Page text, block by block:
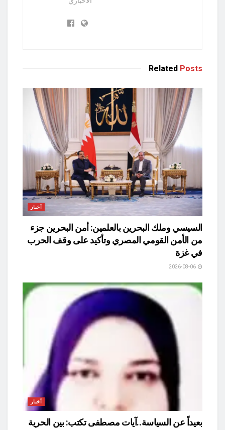
Related Posts
أخبار
السيسي وملك البحرين بالعلمين: أمن البحرين جزء
من الأمن القومي المصري وتأكيد على وقف الحرب
في غزة
أخبار
بعيداً عن السياسة..آيات مصطفى تكتب: بين الحرية